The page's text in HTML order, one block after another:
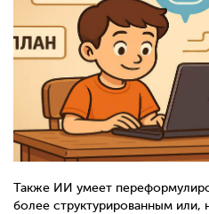
Также ИИ умеет
более структурированным